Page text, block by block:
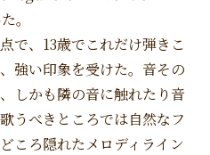
。
で、13歳でこれだけ弾きこ
強い印象を受けた。音その
しかも隣の音に触れたり音
うべきところでは自然なフ
ころ隠れたメロディライン